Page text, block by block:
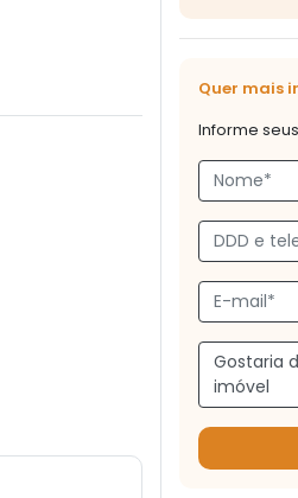
Quer mais
Informe